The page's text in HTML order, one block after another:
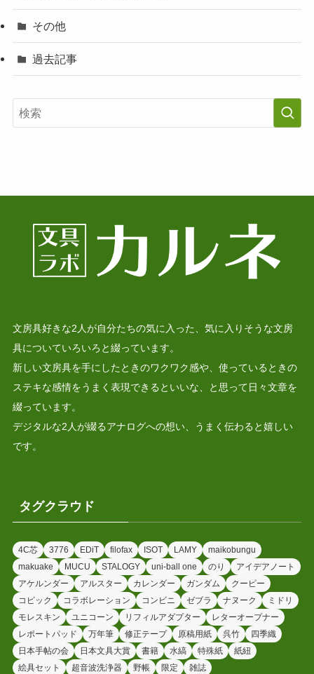
その他
過去記事
文房具好きな2人が自分たちの気に入った、気に入りそうな文房
具についていろいろと綴っています。
新しい文房具を手にしたときのワクワク感や、使っているときの
ステキな感情をうまく表現できるといいな、と思って日々文章を
綴っています。
デジタルな2人が綴るアナログへの想い、うまく伝わると嬉しい
です。
タグクラウド
4C芯 3776 EDiT filofax ISOT LAMY
maikobungu
makuake
MUCU STALOGY uni-ball one のり
アイデアノート
アケルンダー
アルスター カレンダー ガンダム
クーピー
コピック
コラボレーション コンビニ ゼブラ ナヌーク
ミドリ
モレスキン
ユニコーン リフィルアダプター
レターオープナー
レポートパッド
万年筆 修正テープ 原稿用紙 呉竹
四季織
日本手帖の会
日本文具大賞 書籍 水縞 特殊紙
紙紐
絵具セット
超音波洗浄器 野帳 限定 雑誌